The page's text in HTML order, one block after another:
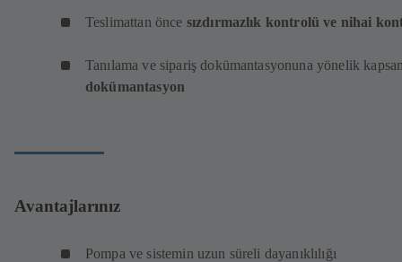
Teslimattan önce sızdırmazlık kontrolü ve nihai
Tanılama ve sipariş dokümantasyonuna yönelik
dokümantasyon
Avantajlarınız
Pompa ve sistemin uzun süreli dayanıklılığı